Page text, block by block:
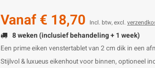
Vanaf€ 18,70 Incl. btw, excl.
8 weken (inclusief behandeling + 1 week)
Een prime eiken venstertablet van 2 cm dik in een
Stijlvol & luxueus eikenhout voor binnen, optioneel